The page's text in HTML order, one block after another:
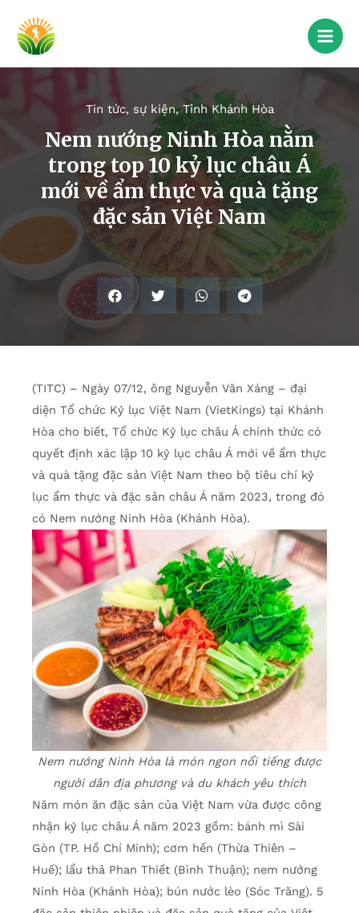
Tin tức, sự kiện,Tỉnh Khánh Hòa
Nem nướng Ninh Hòa nằm
trong top 10 kỷ lục châu Á
mới về ẩm thực và quà tặng
đặc sản Việt Nam
(TITC) – Ngày 07/12, ông Nguyễn Văn Xáng – đại
diện Tổ chức Kỷ lục Việt Nam (VietKings) tại Khánh
Hòa cho biết, Tổ chức Kỷ lục châu Á chính thức có
quyết định xác lập 10 kỷ lục châu Á mới về ẩm thực
và quà tặng đặc sản Việt Nam theo bộ tiêu chí kỷ
lục ẩm thực và đặc sản châu Á năm 2023, trong đó
có Nem nướng Ninh Hòa (Khánh Hòa).
Nem nướng Ninh Hòa là món ngon nổi tiếng được
người dân địa phương và du khách yêu thích
Năm món ăn đặc sản của Việt Nam vừa được công
nhận kỷ lục châu Á năm 2023 gồm: bánh mì Sài
Gòn (TP. Hồ Chí Minh); cơm hến (Thừa Thiên –
Huế); lẩu thả Phan Thiết (Bình Thuận); nem nướng
Ninh Hòa (Khánh Hòa); bún nước lèo (Sóc Trăng). 5